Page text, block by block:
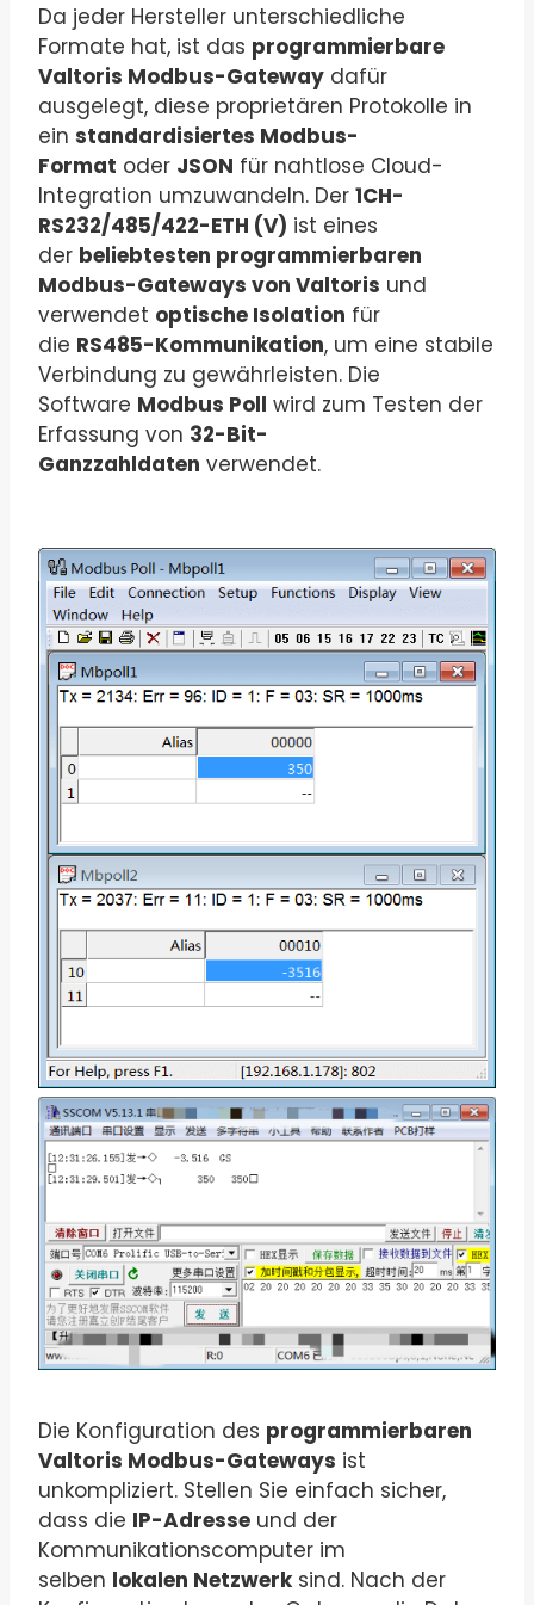
Da jeder Hersteller unterschiedliche
Formate hat, ist das programmierbare
Valtoris Modbus-Gateway dafür
ausgelegt, diese proprietären Protokolle in
ein standardisiertes Modbus-
Format oder JSON für nahtlose Cloud-
Integration umzuwandeln. Der 1CH-
RS232/485/422-ETH (V) ist eines
der beliebtesten programmierbaren
Modbus-Gateways von Valtoris und
verwendet optische Isolation für
die RS485-Kommunikation, um eine stabile
Verbindung zu gewährleisten. Die
Software Modbus Poll wird zum Testen der
Erfassung von 32-Bit-
Ganzzahldaten verwendet.
Die Konfiguration des programmierbaren
Valtoris Modbus-Gateways ist
unkompliziert. Stellen Sie einfach sicher,
dass die IP-Adresse und der
Kommunikationscomputer im
selben lokalen Netzwerksind. Nach der